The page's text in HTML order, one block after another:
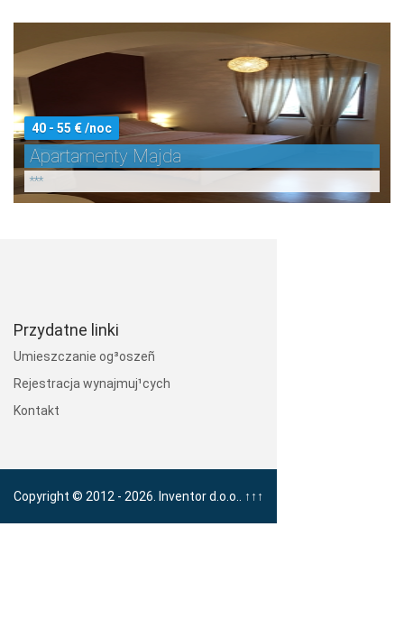
40 - 55 € /noc
Apartamenty Majda
***
Przydatne linki
Umieszczanie og³oszeñ
Rejestracja wynajmuj¹cych
Kontakt
Copyright © 2012 - 2026. Inventor d.o.o.. ↑↑↑